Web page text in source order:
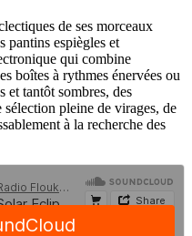
de ses morceaux
pantins espiègles et
qui combine
boîtes à rythmes énervées ou
et tantôt sombres, des
sélection pleine de virages, de
à la recherche des